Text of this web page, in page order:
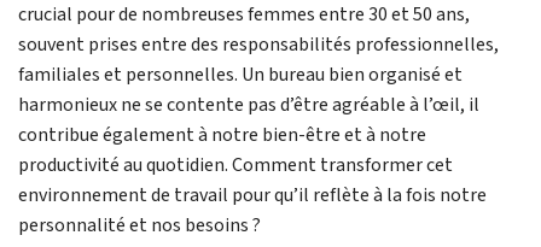
crucial pour de nombreuses femmes entre 30 et 50 ans,
souvent prises entre des responsabilités professionnelles,
familiales et personnelles. Un bureau bien organisé et
harmonieux ne se contente pas d’être agréable à l’œil, il
contribue également à notre bien-être et à notre
productivité au quotidien. Comment transformer cet
environnement de travail pour qu’il reflète à la fois notre
personnalité et nos besoins ?